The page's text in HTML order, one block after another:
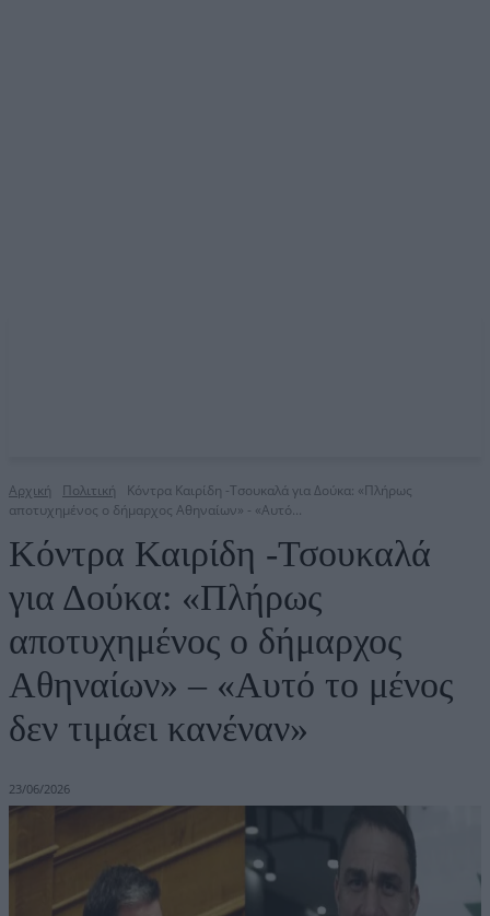
Αρχική Πολιτική
Κόντρα Καιρίδη -Τσουκαλά για Δούκα: «Πλήρως
αποτυχημένος ο δήμαρχος Αθηναίων» - «Αυτό...
Κόντρα Καιρίδη -Τσουκαλά
για Δούκα: «Πλήρως
αποτυχημένος ο δήμαρχος
Αθηναίων» – «Αυτό το μένος
δεν τιμάει κανέναν»
23/06/2026